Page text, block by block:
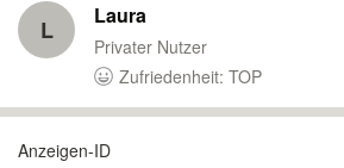
L Laura
Privater Nutzer
Zufriedenheit: TOP
Anzeigen-ID